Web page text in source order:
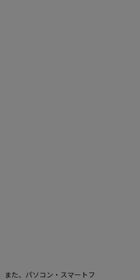
た、パソコン・スマートフ